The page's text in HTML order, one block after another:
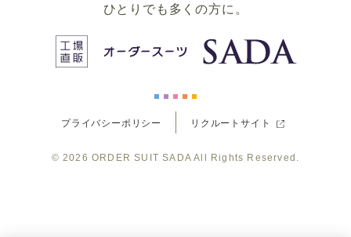
ス
ツ
ス
ー
ツ
ス
ー
ツ
ス
ツ
ス
ツ
ひとりでも多くの方に。
プライバシーポリシー リクルートサイト
© 2026ORDER SUIT SADA All Rights Reserved.